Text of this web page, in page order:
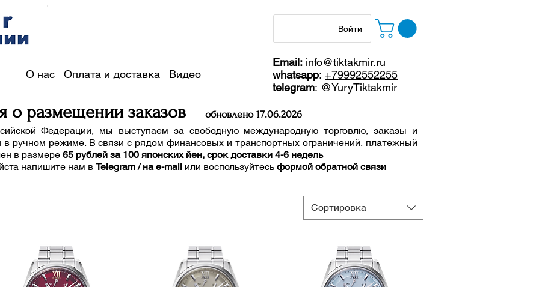
Войти
О нас Оплата и доставка Видео
Email: info@tiktakmir.ru
whatsapp: +79992552255
telegram: @YuryTiktakmir
о размещении заказов обновлено 17.06.2026
Федерации, мы выступаем за свободную международную торговлю, заказы и
ручном режиме. В связи с рядом финансовых и транспортных ограничений, платежный
в размере 65 рублей за 100 японских йен, срок доставки 4-6 недель
напишите нам в Telegram/на e-mail или воспользуйтесь формой обратной связи
Сортировка